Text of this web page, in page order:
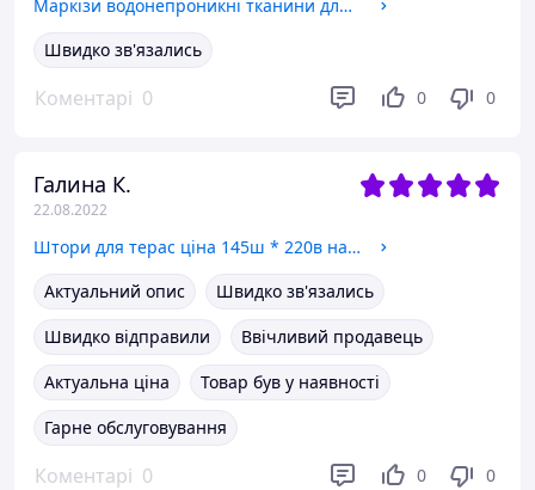
Маркізи водонепроникні тканини для навісів Dickson Orchestra 8934 ширина рулону 120см полоска зелений/бєжевий.
Швидко зв'язались
Коментарі 0 0 0
Галина К.
22.08.2022
Штори для терас ціна 145ш * 220в на петлях - не промокають, не вигорають Світло-сірий.
Актуальний опис
Швидко зв'язались
Швидко відправили
Ввічливий продавець
Актуальна ціна
Товар був у наявності
Гарне обслуговування
Коментарі 0 0 0